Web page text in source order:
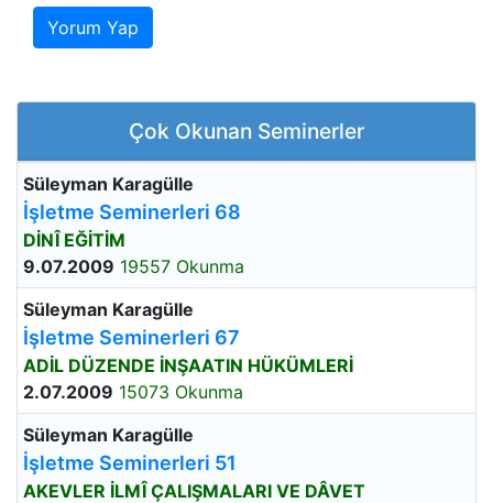
Yorum Yap
Çok Okunan Seminerler
Süleyman Karagülle
İşletme Seminerleri 68
DİNÎ EĞİTİM
9.07.2009 19557 Okunma
Süleyman Karagülle
İşletme Seminerleri 67
ADİL DÜZENDE İNŞAATIN HÜKÜMLERİ
2.07.2009 15073 Okunma
Süleyman Karagülle
İşletme Seminerleri 51
AKEVLER İLMÎ ÇALIŞMALARI VE DÂVET